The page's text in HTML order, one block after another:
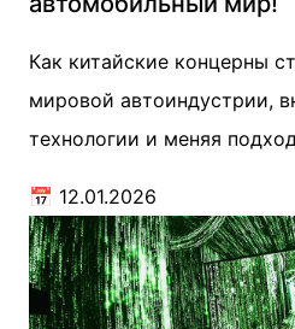
Как китайские концерны
мировой автоиндустрии,
технологии и меняя
📅 12.01.2026